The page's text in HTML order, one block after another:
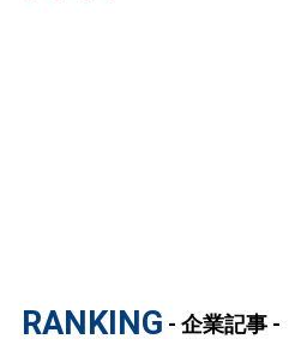
RANKING - 企業記事 -